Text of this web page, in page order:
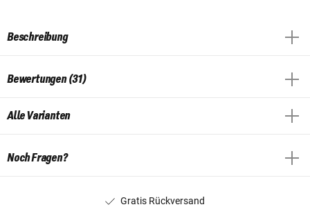
Beschreibung
Bewertungen (31)
Alle Varianten
Noch Fragen?
Gratis Rückversand